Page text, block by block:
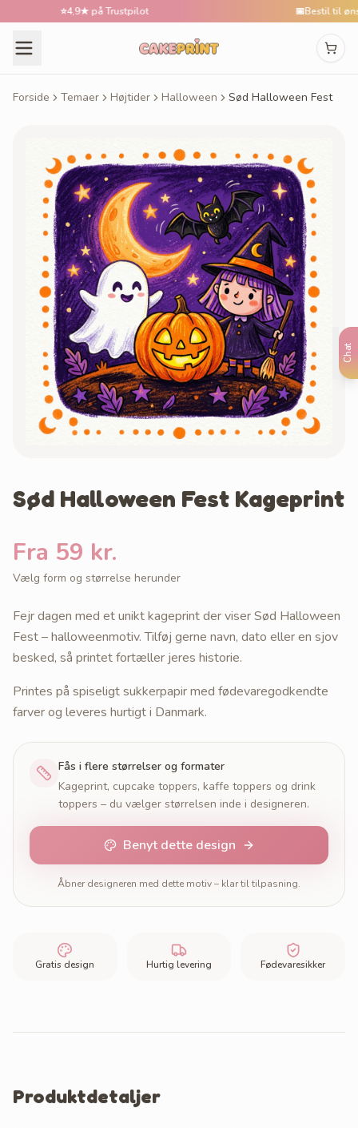
Chat
4,9★ på Trustpilot Bestil til ønsket
Forside Temaer Højtider Halloween Sød Halloween Fest
Sød Halloween Fest Kageprint
Fra 59 kr.
Vælg form og størrelse herunder
Fejr dagen med et unikt kageprint der viser Sød Halloween
Fest – halloweenmotiv. Tilføj gerne navn, dato eller en sjov
besked, så printet fortæller jeres historie.
Printes på spiseligt sukkerpapir med fødevaregodkendte
farver og leveres hurtigt i Danmark.
Fås i flere størrelser og formater
Kageprint, cupcake toppers, kaffe toppers og drink
toppers – du vælger størrelsen inde i designeren.
Benyt dette design
Åbner designeren med dette motiv – klar til tilpasning.
Gratis design Hurtig levering Fødevaresikker
Produktdetaljer